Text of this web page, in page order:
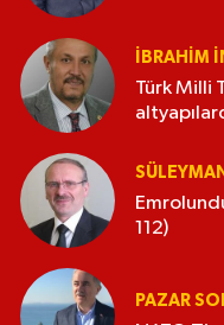
İBRAHIM
Türk Milli
112)
PAZAR